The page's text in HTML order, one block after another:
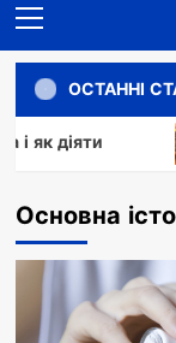
меню
ОСТАННІ
Пустеля
Основна